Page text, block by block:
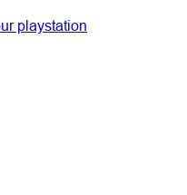
playstation